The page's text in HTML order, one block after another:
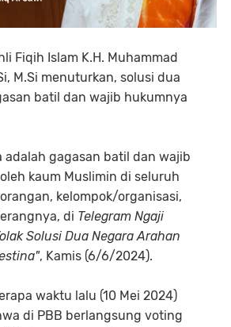
Fiqih Islam K.H. Muhammad
M.Si menuturkan, solusi dua
batil dan wajib hukumnya
adalah gagasan batil dan wajib
kaum Muslimin di seluruh
kelompok/organisasi,
di Telegram Ngaji
Solusi Dua Negara Arahan
, Kamis (6/6/2024).
waktu lalu (10 Mei 2024)
di PBB berlangsung voting